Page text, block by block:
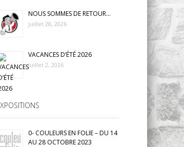
NOUS SOMMES DE RETOUR…
juillet 28, 2026
VACANCES D’ÉTÉ 2026
juillet 2, 2026
0- COULEURS EN FOLIE – DU 14
AU 28 OCTOBRE 2023